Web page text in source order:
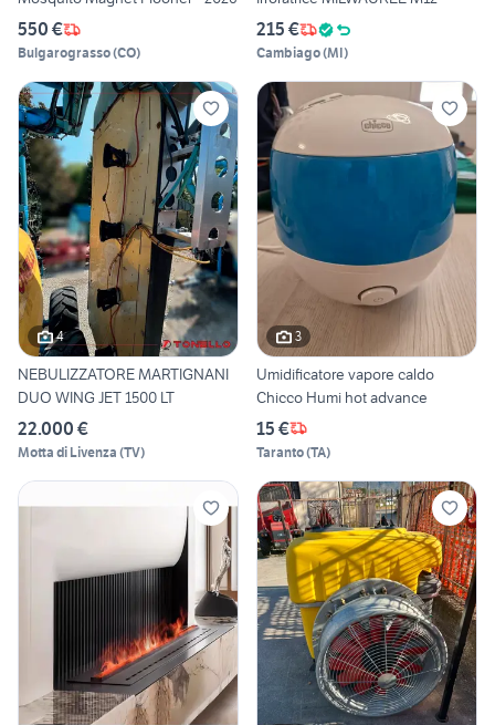
550 €
Bulgarograsso(CO)
215 €
Cambiago(MI)
4
NEBULIZZATORE MARTIGNANI
DUO WING JET 1500 LT
22.000 €
Motta di Livenza (TV)
3
Umidificatore vapore caldo
Chicco Humi hot advance
15 €
Taranto(TA)